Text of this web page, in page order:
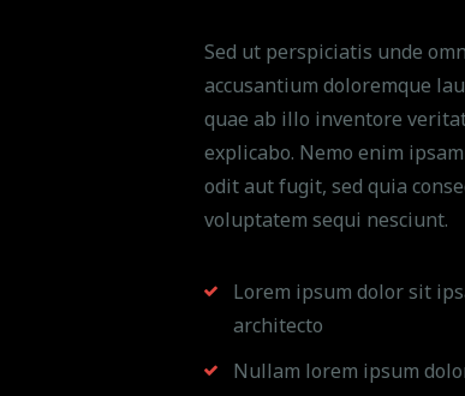
Sed ut perspiciatis unde
accusantium doloremque
quae ab illo inventore
explicabo. Nemo enim
odit aut fugit, sed quia
voluptatem sequi nesciunt.
Lorem ipsum dolor sit
architecto
Nullam lorem ipsum